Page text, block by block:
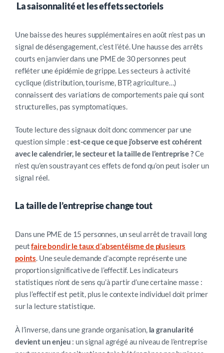
La saisonnalité et les effets sectoriels
Une baisse des heures supplémentaires en août n’est pas un
signal de désengagement, c’est l’été. Une hausse des arrêts
courts en janvier dans une PME de 30 personnes peut
refléter une épidémie de grippe. Les secteurs à activité
cyclique (distribution, tourisme, BTP, agriculture…)
connaissent des variations de comportements paie qui sont
structurelles, pas symptomatiques.
Toute lecture des signaux doit donc commencer par une
question simple :est-ce que ce que j’observe est cohérent
avec le calendrier, le secteur et la taille de l’entreprise ?Ce
n’est qu’en soustrayant ces effets de fond qu’on peut isoler un
signal réel.
La taille de l’entreprise change tout
Dans une PME de 15 personnes, un seul arrêt de travail long
peutfaire bondir le taux d’absentéisme de plusieurs
points. Une seule demande d’acompte représente une
proportion significative de l’effectif. Les indicateurs
statistiques n’ont de sens qu’à partir d’une certaine masse :
plus l’effectif est petit, plus le contexte individuel doit primer
sur la lecture statistique.
À l’inverse, dans une grande organisation, la granularité
devient un enjeu : un signal agrégé au niveau de l’entreprise